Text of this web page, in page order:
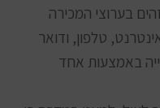
בערוצי המכירה
טלפון, ודואר
באמצעות אחד